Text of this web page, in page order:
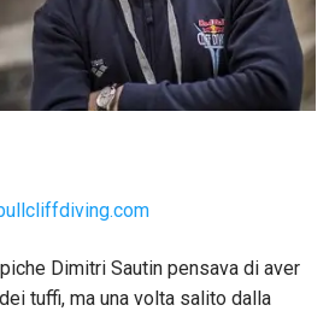
Dimitri Sautin pensava di aver
tuffi, ma una volta salito dalla